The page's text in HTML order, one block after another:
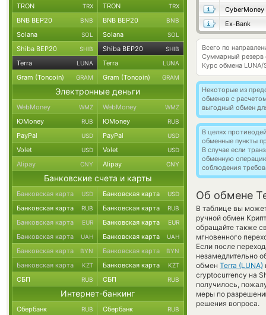
CyberMoney
Ex-Bank
Всего по
Суммарный резерв
Курс обмена LUNA/
Некоторые из
обменов с
выгодный обмен
В целях
обменные пункты
В случае если
обменную
соблюдения
Об обмене
В таблице вы
ручной обмен
обращайте также
мгновенного
Если после
незамедлительно
обмен Terra (LUNA)
cryptocurrency на
получилось,
меры по
решения вопроса.
TRON TRX TRON TRX
BNB BEP20 BNB BNB BEP20 BNB
Solana SOL Solana SOL
Shiba BEP20 SHIB Shiba BEP20 SHIB
Terra LUNA Terra LUNA
Gram (Toncoin) GRAM Gram (Toncoin) GRAM
Электронные деньги
WebMoney WMZ WebMoney WMZ
ЮMoney RUB ЮMoney RUB
PayPal USD PayPal USD
Volet USD Volet USD
Alipay CNY Alipay CNY
Банковские счета и карты
Банковская карта USD Банковская карта USD
Банковская карта RUB Банковская карта RUB
Банковская карта EUR Банковская карта EUR
Банковская карта UAH Банковская карта UAH
Банковская карта BYN Банковская карта BYN
Банковская карта KZT Банковская карта KZT
СБП RUB СБП RUB
Интернет-банкинг
Сбербанк RUB Сбербанк RUB